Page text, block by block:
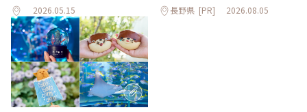
2026.05.15 長野県 [PR] 2026.08.05